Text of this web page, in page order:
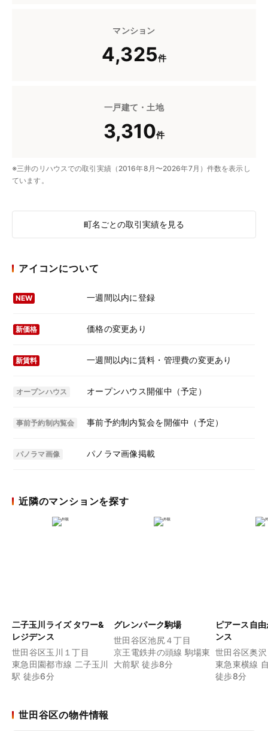
マンション
4,325件
一戸建て・土地
3,310件
※三井のリハウスでの取引実績（2016年8月〜2026年7月）件数を表示し
ています。
町名ごとの取引実績を見る
アイコンについて
NEW 一週間以内に登録
新価格 価格の変更あり
新賃料 一週間以内に賃料・管理費の変更あり
オープンハウス オープンハウス開催中（予定）
事前予約制内覧会 事前予約制内覧会を開催中（予定）
パノラマ画像 パノラマ画像掲載
近隣のマンションを探す
二子玉川ライズ タワー&
レジデンス
世田谷区玉川１丁目
東急田園都市線 二子玉川
駅 徒歩6分
グレンパーク駒場
世田谷区池尻４丁目
京王電鉄井の頭線 駒場東
大前駅 徒歩8分
ピアース自
ンス
世田谷区奥
東急東横線
徒歩8分
世田谷区の物件情報